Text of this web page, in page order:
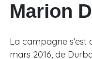
Marion
La campagne s’est
mars 2016, de